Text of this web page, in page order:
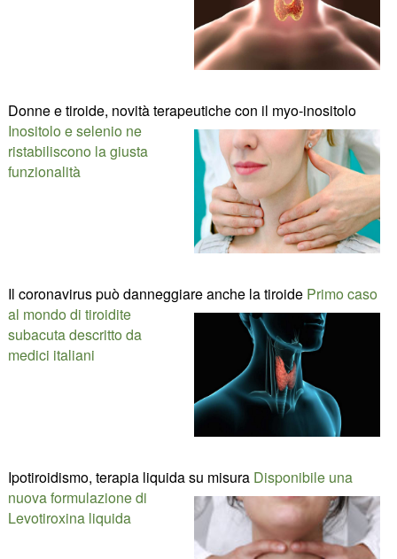
Donne e tiroide, novità terapeutiche con il myo-inositolo
Inositolo e selenio ne
ristabiliscono la giusta
funzionalità
Il coronavirus può danneggiare anche la tiroide Primo caso
al mondo di tiroidite
subacuta descritto da
medici italiani
Ipotiroidismo, terapia liquida su misura Disponibile una
nuova formulazione di
Levotiroxina liquida